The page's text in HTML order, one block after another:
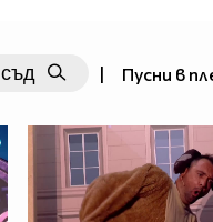
| Пусни в